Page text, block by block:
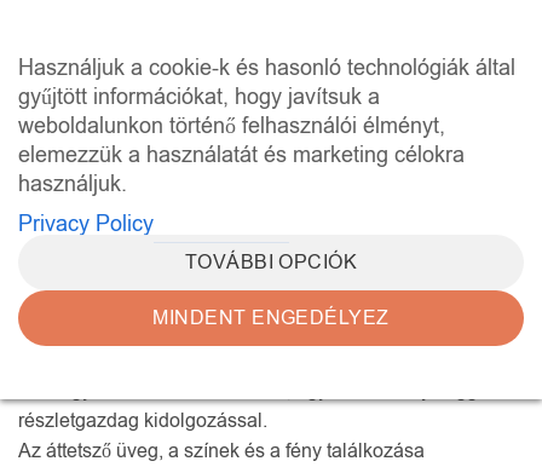
Használjuk a cookie-k és hasonló technológiák által
gyűjtött információkat, hogy javítsuk a
weboldalunkon történő felhasználói élményt,
elemezzük a használatát és marketing célokra
használjuk.
Privacy Policy
TOVÁBBI OPCIÓK
MINDENT ENGEDÉLYEZ
content
KEZDŐLAP / ANGYALOK
A tiffany üvegangyalok és lámpagyöngy-angyalok az üveg
részletgazdag kidolgozással.
Az áttetsző üveg, a színek és a fény találkozása